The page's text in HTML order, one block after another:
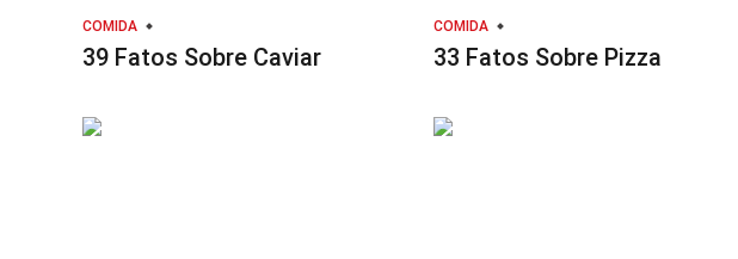
COMIDA
39 Fatos Sobre Caviar
COMIDA
33 Fatos Sobre Pizza